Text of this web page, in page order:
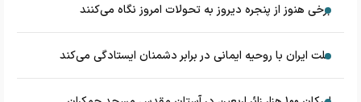
برخی هنوز از پنجره دیروز به تحولات امروز نگاه می‌کنند
ملت ایران با روحیه ایمانی در برابر دشمنان ایستادگی می‌کند